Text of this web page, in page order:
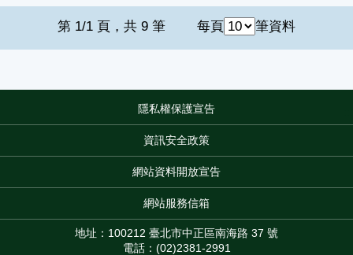
第 1/1 頁，共 9 筆 每頁 筆資料
隱私權保護宣告
資訊安全政策
網站資料開放宣告
網站服務信箱
地址：100212 臺北市中正區南海路 37 號
電話：(02)2381-2991